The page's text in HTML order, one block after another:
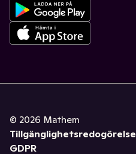
© 2026 Mathem
Tillgänglighetsredogörelse
GDPR